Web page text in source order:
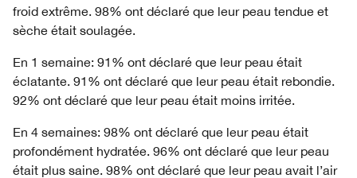
froid extrême. 98% ont déclaré que leur peau tendue et
sèche était soulagée.
En 1 semaine: 91% ont déclaré que leur peau était
éclatante. 91% ont déclaré que leur peau était rebondie.
92% ont déclaré que leur peau était moins irritée.
En 4 semaines: 98% ont déclaré que leur peau était
profondément hydratée. 96% ont déclaré que leur peau
était plus saine. 98% ont déclaré que leur peau avait l’air